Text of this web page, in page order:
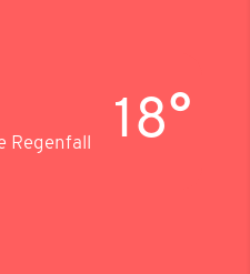
Regenfall 18°